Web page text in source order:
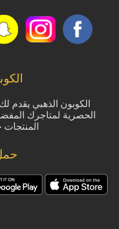
الكوبون الذهبي يقدم
الحصرية لمتاجرك
المنتجات